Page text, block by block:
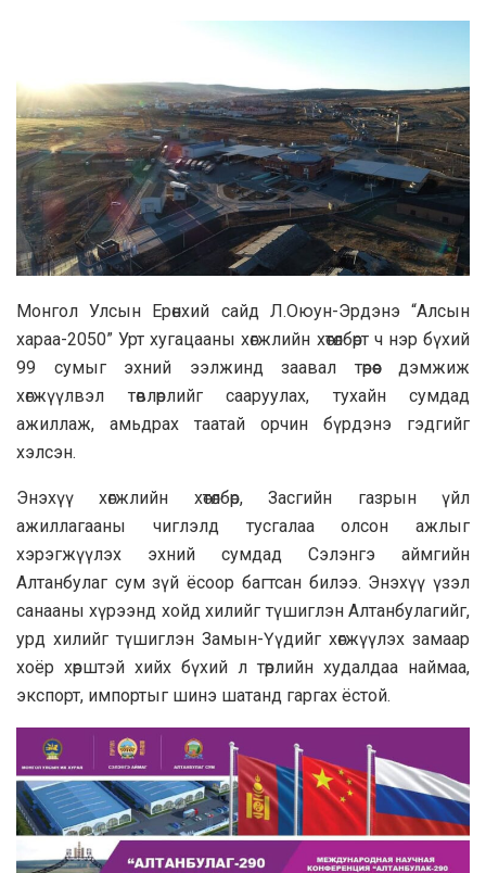
Монгол Улсын Ерөнхий сайд Л.Оюун-Эрдэнэ “Алсын
хараа-2050” Урт хугацааны хөгжлийн хөтөлбөрт ч нэр бүхий
99 сумыг эхний ээлжинд заавал төрөөс дэмжиж
хөгжүүлвэл төвлөрлийг сааруулах, тухайн сумдад
ажиллаж, амьдрах таатай орчин бүрдэнэ гэдгийг
хэлсэн.
Энэхүү хөгжлийн хөтөлбөр, Засгийн газрын үйл
ажиллагааны чиглэлд тусгалаа олсон ажлыг
хэрэгжүүлэх эхний сумдад Сэлэнгэ аймгийн
Алтанбулаг сум зүй ёсоор багтсан билээ. Энэхүү үзэл
санааны хүрээнд хойд хилийг түшиглэн Алтанбулагийг,
урд хилийг түшиглэн Замын-Үүдийг хөгжүүлэх замаар
хоёр хөрштэй хийх бүхий л төрлийн худалдаа наймаа,
экспорт, импортыг шинэ шатанд гаргах ёстой.